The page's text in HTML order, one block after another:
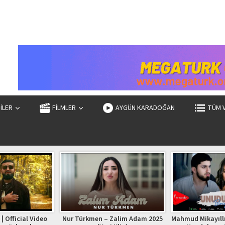
FİLMLER AYGÜN KARADOĞAN TÜM
Official Video
Nur Türkmen – Zalim Adam 2025
Mahmud